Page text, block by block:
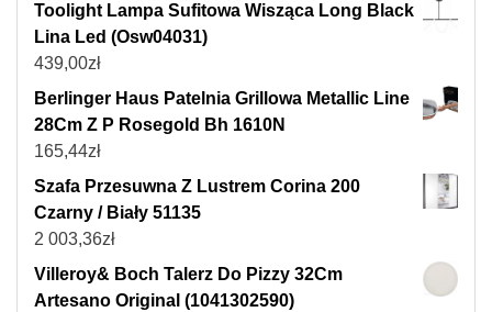
Toolight Lampa Sufitowa Wisząca Long Black
Lina Led (Osw04031)
439,00zł
Berlinger Haus Patelnia Grillowa Metallic Line
28Cm Z P Rosegold Bh 1610N
165,44zł
Szafa Przesuwna Z Lustrem Corina 200
Czarny / Biały 51135
2 003,36zł
Villeroy& Boch Talerz Do Pizzy 32Cm
Artesano Original (1041302590)